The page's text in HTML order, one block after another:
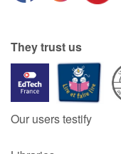
They trust us
Our users testify